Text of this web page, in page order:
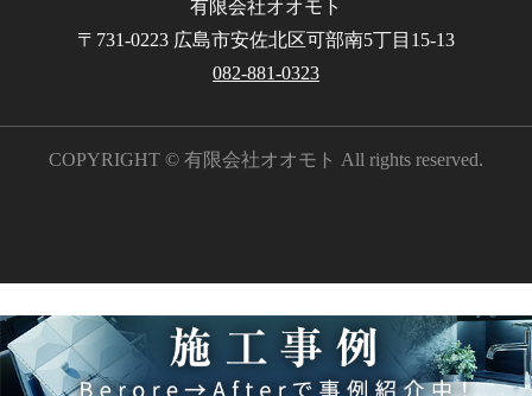
有限会社オオモト
〒731-0223 広島市安佐北区可部南5丁目15-13
082-881-0323
COPYRIGHT © 有限会社オオモト All rights reserved.